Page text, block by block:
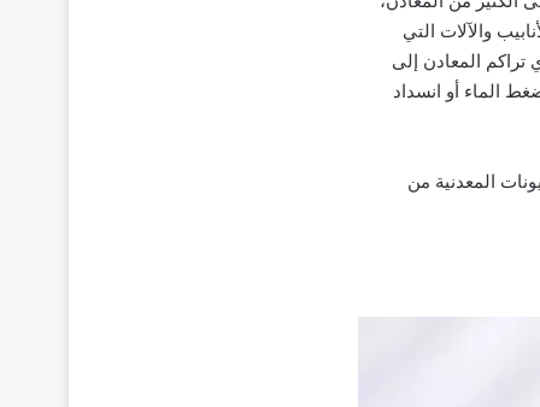
وعندما تمر المياه عبر الأنابيب والآلات التي
تراكم المعادن إلى
الماء أو انسداد
المعدنية من